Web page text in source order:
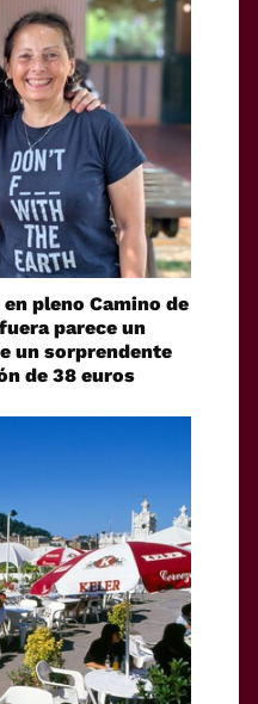
pleno Camino de
parece un
un sorprendente
de 38 euros